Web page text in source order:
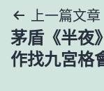
文
章
上一篇文章
茅盾《半夜
作找九宮格